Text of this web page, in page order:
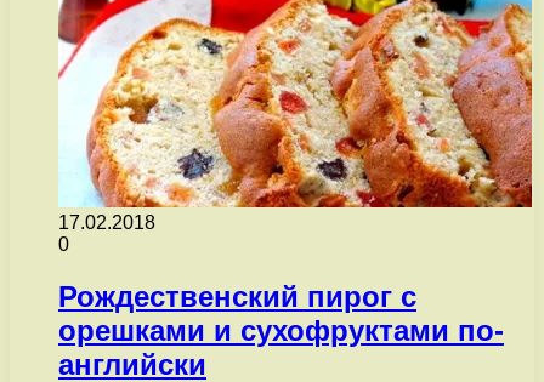
17.02.2018
0
Рождественский пирог с
орешками и сухофруктами по-
английски